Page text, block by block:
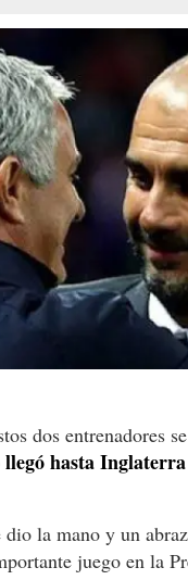
dos entrenadores
llegó hasta
la mano y un
juego en la